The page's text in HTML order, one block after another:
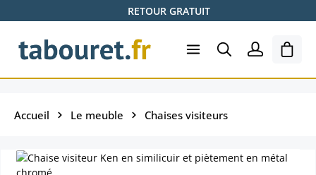
Passer au contenu principalRETOUR GRATUIT
Le
Accueil Le meuble Chaises visiteurs